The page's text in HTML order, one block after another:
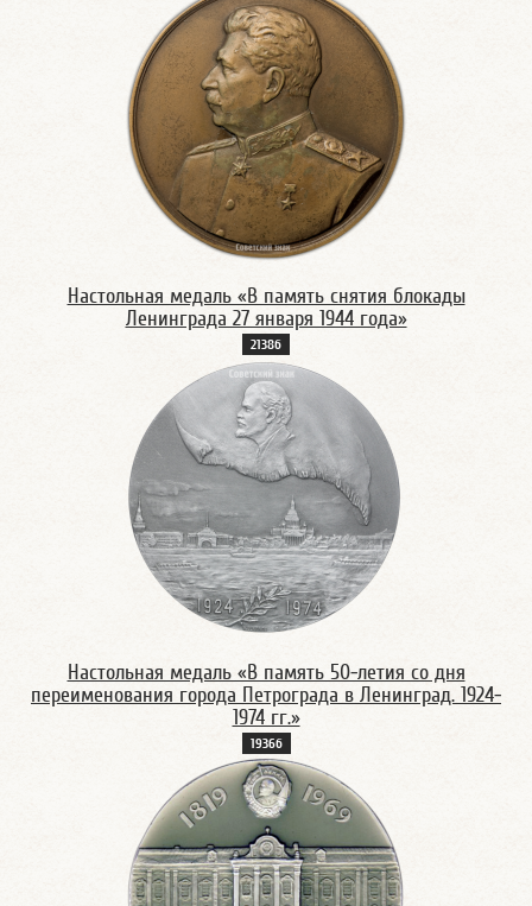
Настольная медаль «В память снятия блокады
Ленинграда 27 января 1944 года»
2138б
Настольная медаль «В память 50-летия со дня
переименования города Петрограда в Ленинград. 1924-
1974 гг.»
1936б